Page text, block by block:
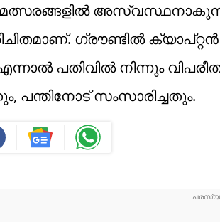
അസ്വസ്ഥനാകുന്ന
ഗ്രൗണ്ടില്‍
പതിവില്‍ നിന്നും
പന്തിനോട് സംസാരിച്ചതും.